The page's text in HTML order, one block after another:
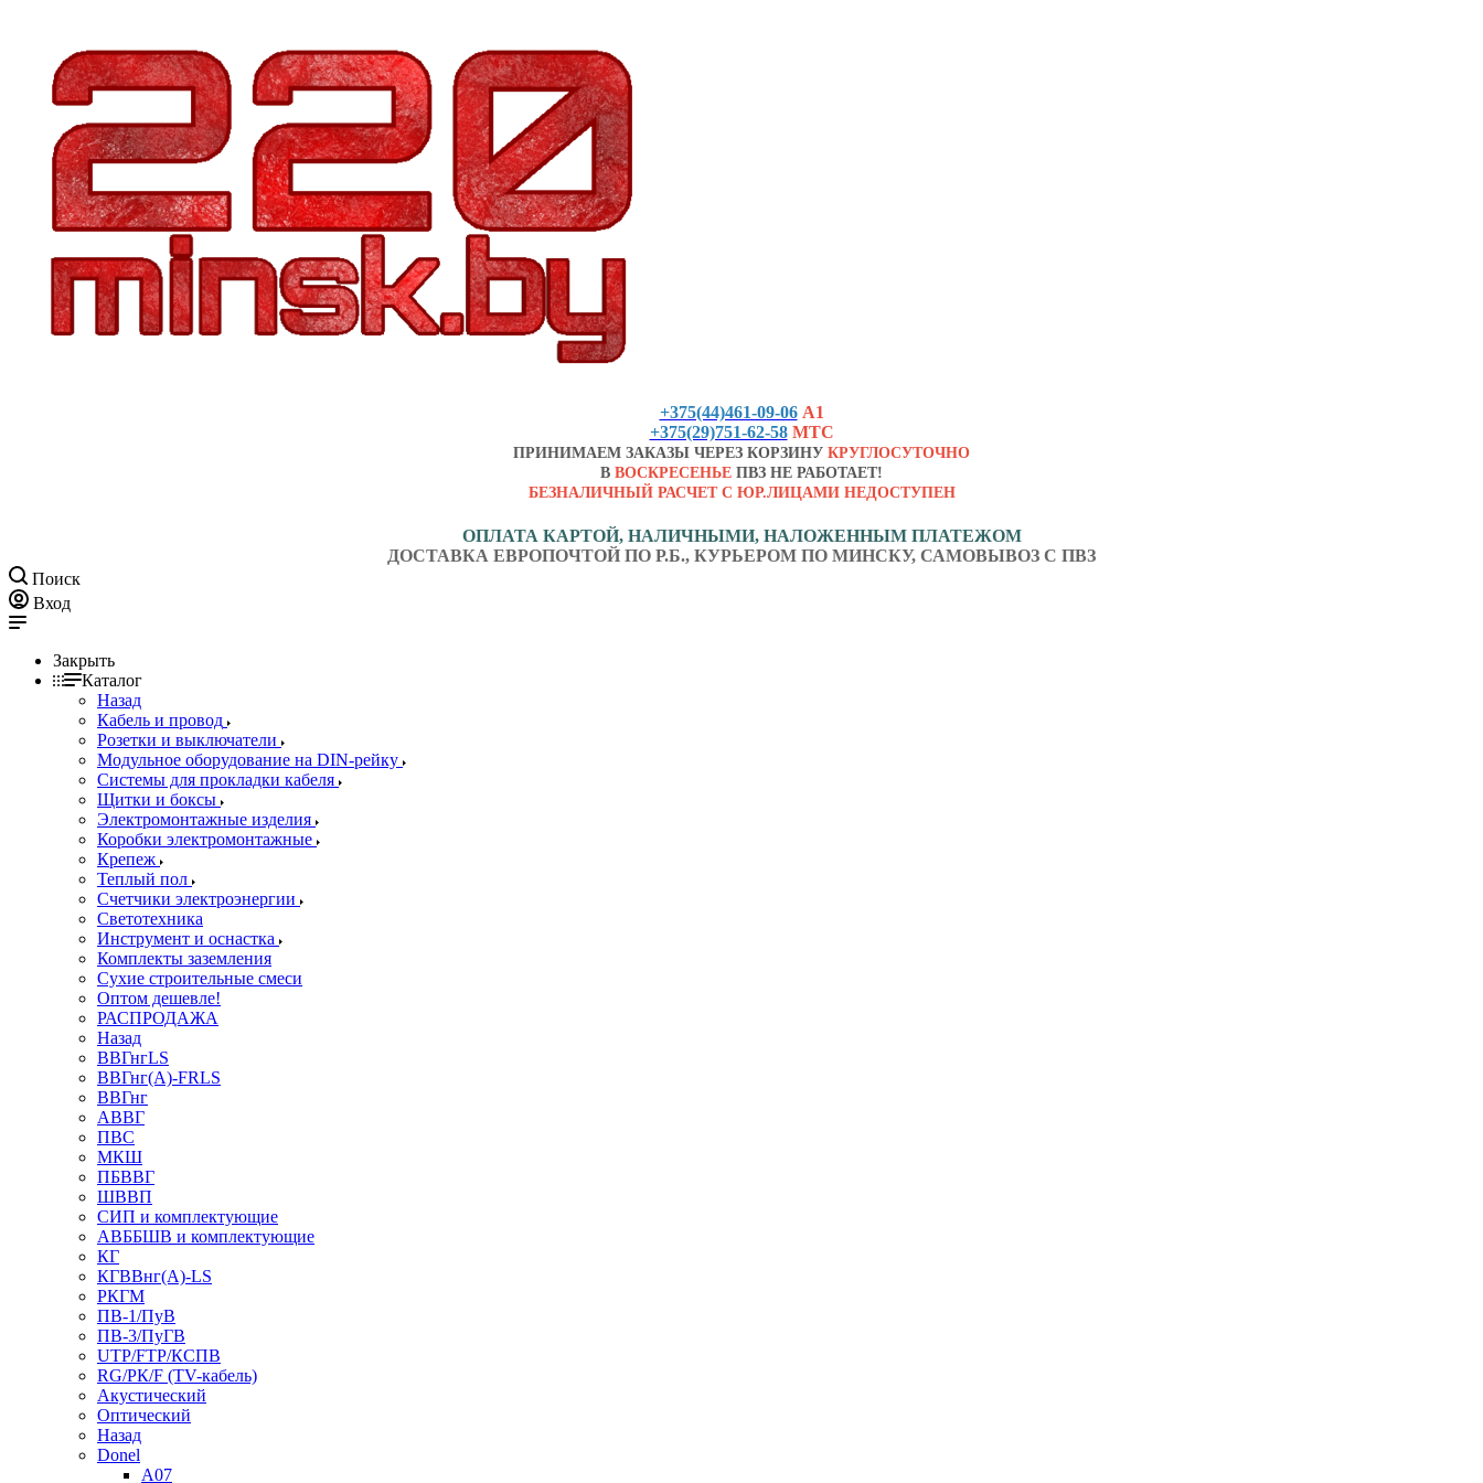
+375(44)461-09-06 А1
+375(29)751-62-58 МТС
ПРИНИМАЕМ ЗАКАЗЫ ЧЕРЕЗ КОРЗИНУ КРУГЛОСУТОЧНО
В ВОСКРЕСЕНЬЕ ПВЗ НЕ РАБОТАЕТ!
БЕЗНАЛИЧНЫЙ РАСЧЕТ С ЮР.ЛИЦАМИ НЕДОСТУПЕН
ОПЛАТА КАРТОЙ, НАЛИЧНЫМИ, НАЛОЖЕННЫМ ПЛАТЕЖОМ
ДОСТАВКА ЕВРОПОЧТОЙ ПО Р.Б., КУРЬЕРОМ ПО МИНСКУ, САМОВЫВОЗ С ПВЗ
Поиск
Вход
Закрыть
Каталог
Назад
Кабель и провод
Розетки и выключатели
Модульное оборудование на DIN-рейку
Системы для прокладки кабеля
Щитки и боксы
Электромонтажные изделия
Коробки электромонтажные
Крепеж
Теплый пол
Счетчики электроэнергии
Светотехника
Инструмент и оснастка
Комплекты заземления
Сухие строительные смеси
Оптом дешевле!
РАСПРОДАЖА
Назад
ВВГнгLS
ВВГнг(А)-FRLS
ВВГнг
АВВГ
ПВС
МКШ
ПБВВГ
ШВВП
СИП и комплектующие
АВББШВ и комплектующие
КГ
КГВВнг(А)-LS
РКГМ
ПВ-1/ПуВ
ПВ-3/ПуГВ
UTP/FTP/КСПВ
RG/РК/F (TV-кабель)
Акустический
Оптический
Назад
Donel
A07